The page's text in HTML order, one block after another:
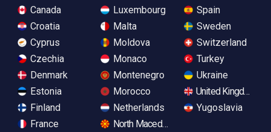
Canada
Croatia
Cyprus
Czechia
Denmark
Estonia
Finland
France
Luxembourg
Malta
Moldova
Monaco
Montenegro
Morocco
Netherlands
North Macedonia
Spain
Sweden
Switzerland
Turkey
Ukraine
United Kingdom
Yugoslavia